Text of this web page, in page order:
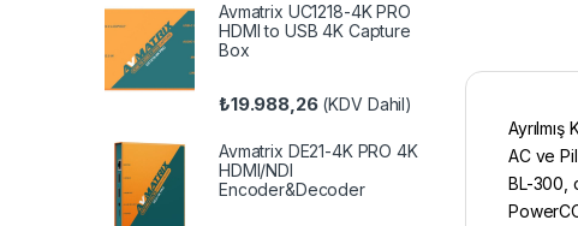
Ayrılmış
AC ve
BL-300,
Avmatrix UC1218-4K PRO
HDMI to USB 4K Capture
Box
₺19.988,26(KDV Dahil)
Avmatrix DE21-4K PRO 4K
HDMI/NDI
Encoder&Decoder